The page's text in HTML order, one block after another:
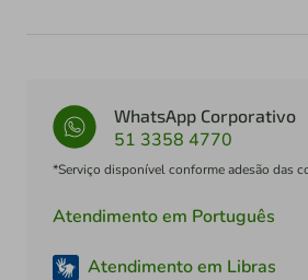
WhatsApp Corporativo
51 3358 4770
*Serviço disponível conforme adesão das
Atendimento em Português
Atendimento em Libras